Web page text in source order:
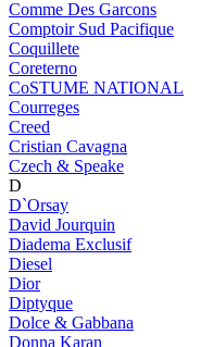
Comme Des Garcons
Comptoir Sud Pacifique
Coquillete
Coreterno
CoSTUME NATIONAL
Courreges
Creed
Cristian Cavagna
Czech & Speake
D
D`Orsay
David Jourquin
Diadema Exclusif
Diesel
Dior
Diptyque
Dolce & Gabbana
Donna Karan